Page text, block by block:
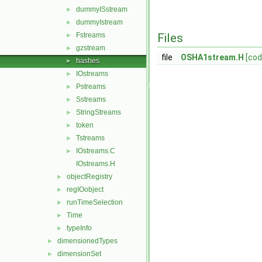
► dummyISstream
► dummyIstream
► Fstreams
► gzstream
► hashes
► IOstreams
► Pstreams
► Sstreams
► StringStreams
► token
► Tstreams
►
IOstreams.C
IOstreams.H
► objectRegistry
► regIOobject
► runTimeSelection
► Time
► typeInfo
► dimensionedTypes
► dimensionSet
Files
file OSHA1stream.H